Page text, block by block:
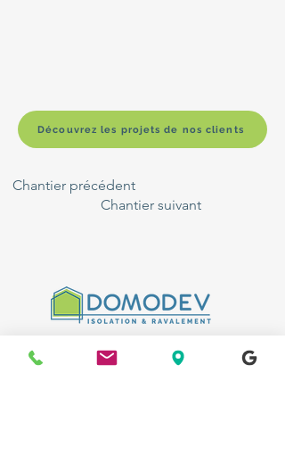
Découvrez les projets de nos clients
Chantier précédent
Chantier suivant